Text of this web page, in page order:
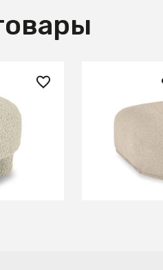
10% 52 200 ₽
Пуф